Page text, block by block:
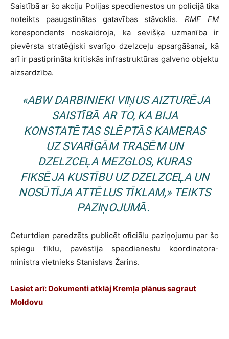
Saistībā ar šo akciju Polijas specdienestos un policijā tika
noteikts paaugstinātas gatavības stāvoklis. RMF FM
korespondents noskaidroja, ka sevišķa uzmanība ir
pievērsta stratēģiski svarīgo dzelzceļu apsargāšanai, kā
arī ir pastiprināta kritiskās infrastruktūras galveno objektu
aizsardzība.
«ABW DARBINIEKI VIŅUS AIZTURĒJA
SAISTĪBĀ AR TO, KA BIJA
KONSTATĒTAS SLĒPTĀS KAMERAS
UZ SVARĪGĀM TRASĒM UN
DZELZCEĻA MEZGLOS, KURAS
FIKSĒJA KUSTĪBU UZ DZELZCEĻA UN
NOSŪTĪJA ATTĒLUS TĪKLAM,» TEIKTS
PAZIŅOJUMĀ.
Ceturtdien paredzēts publicēt oficiālu paziņojumu par šo
spiegu tīklu, pavēstīja specdienestu koordinatora-
ministra vietnieks Stanislavs Žarins.
Lasiet arī: Dokumenti atklāj Kremļa plānus sagraut
Moldovu